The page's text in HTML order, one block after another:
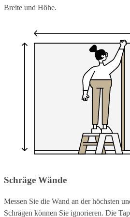
Breite und Höhe.
Schräge Wände
Messen Sie die Wand an der höchsten
Schrägen können Sie ignorieren. Die